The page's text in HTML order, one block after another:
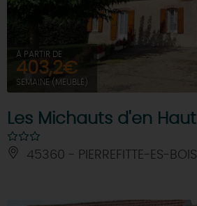
À PARTIR DE
403,2€
SEMAINE (MEUBLÉ)
Les Michauts d'en Haut
45360 - PIERREFITTE-ES-BOIS